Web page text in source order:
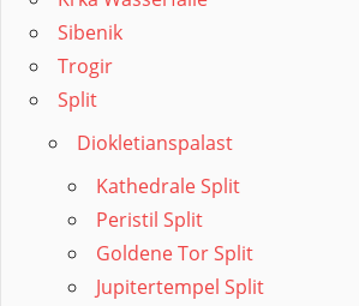
Sibenik
Trogir
Split
Diokletianspalast
Kathedrale Split
Peristil Split
Goldene Tor Split
Jupitertempel Split